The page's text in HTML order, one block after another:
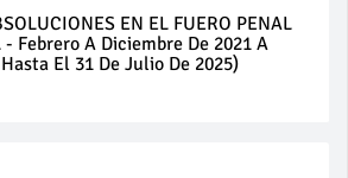
EN EL FUERO PENAL
- Febrero A Diciembre De 2021 A
El 31 De Julio De 2025)